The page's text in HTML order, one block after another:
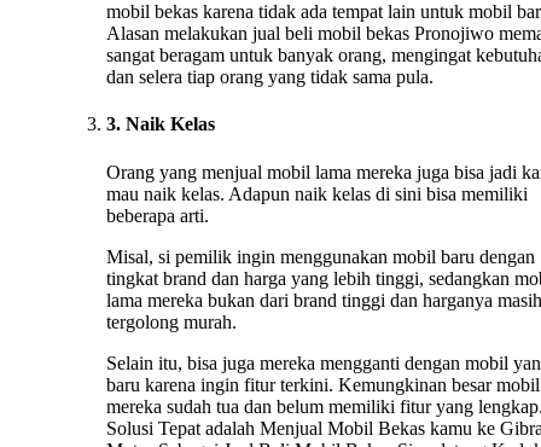
mobil bekas karena tidak ada tempat lain untuk mobil
Alasan melakukan jual beli mobil bekas Pronojiwo
sangat beragam untuk banyak orang, mengingat
dan selera tiap orang yang tidak sama pula.
3. Naik Kelas
Orang yang menjual mobil lama mereka juga bisa jadi
mau naik kelas. Adapun naik kelas di sini bisa memiliki
beberapa arti.
Misal, si pemilik ingin menggunakan mobil baru dengan
tingkat brand dan harga yang lebih tinggi, sedangkan
lama mereka bukan dari brand tinggi dan harganya masih
tergolong murah.
Selain itu, bisa juga mereka mengganti dengan mobil
baru karena ingin fitur terkini. Kemungkinan besar mobil
mereka sudah tua dan belum memiliki fitur yang
Solusi Tepat adalah Menjual Mobil Bekas kamu ke